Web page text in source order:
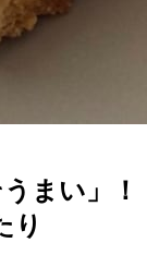
まい」！
り